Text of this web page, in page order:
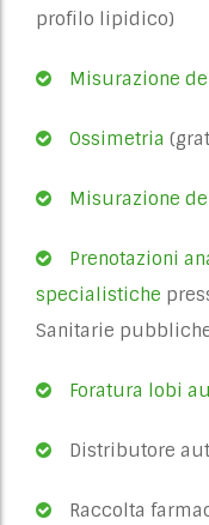
profilo lipidico)
Misurazione
Ossimetria
Misurazione
Prenotazioni
specialistiche
Sanitarie
Foratura lobi
Distributore
Raccolta